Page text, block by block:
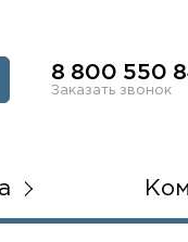
8 800 550
Заказать звонок